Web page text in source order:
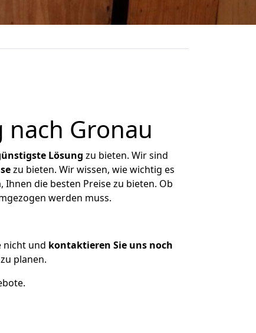
Gronau
Lösung zu bieten. Wir sind
zu bieten. Wir wissen, wie wichtig es
die besten Preise zu bieten. Ob
werden muss.
nicht und kontaktieren Sie uns noch
planen.